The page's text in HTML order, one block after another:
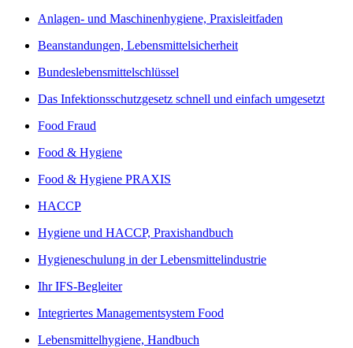
Anlagen- und Maschinenhygiene, Praxisleitfaden
Beanstandungen, Lebensmittelsicherheit
Bundeslebensmittelschlüssel
Das Infektionsschutzgesetz schnell und einfach umgesetzt
Food Fraud
Food & Hygiene
Food & Hygiene PRAXIS
HACCP
Hygiene und HACCP, Praxishandbuch
Hygieneschulung in der Lebensmittelindustrie
Ihr IFS-Begleiter
Integriertes Managementsystem Food
Lebensmittelhygiene, Handbuch